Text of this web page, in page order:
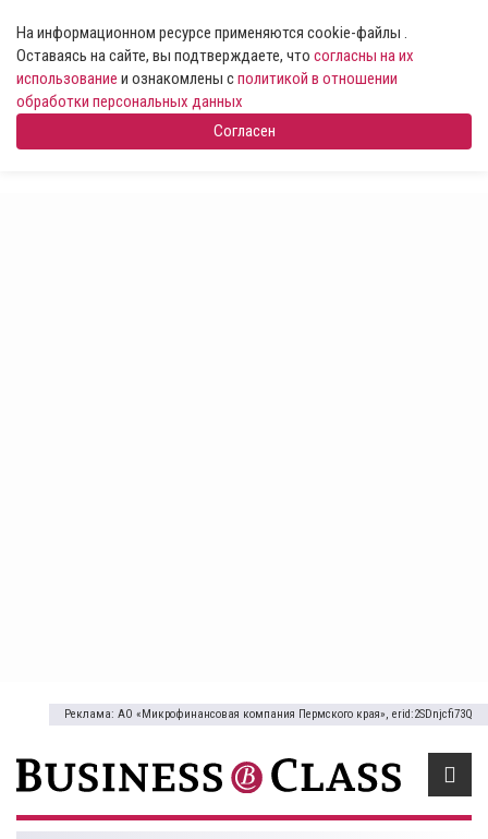
На информационном ресурсе применяются cookie-файлы .
Оставаясь на сайте, вы подтверждаете, что согласны на их
использование и ознакомлены сполитикой в отношении
обработки персональных данных
Согласен
Реклама: АО «Микрофинансовая компания Пермского края», erid:2SDnjcfi73Q